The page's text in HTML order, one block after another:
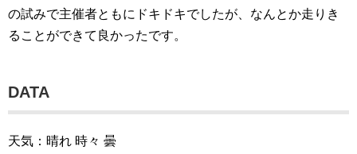
の試みで主催者ともにドキドキでしたが、なんとか走りき
ることができて良かったです。
DATA
天気：晴れ 時々 曇